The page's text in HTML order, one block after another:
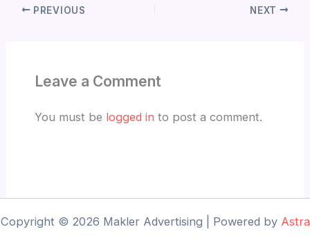
PREVIOUS NEXT
Leave a Comment
You must be logged in to post a comment.
Copyright © 2026 Makler Advertising | Powered by Astra